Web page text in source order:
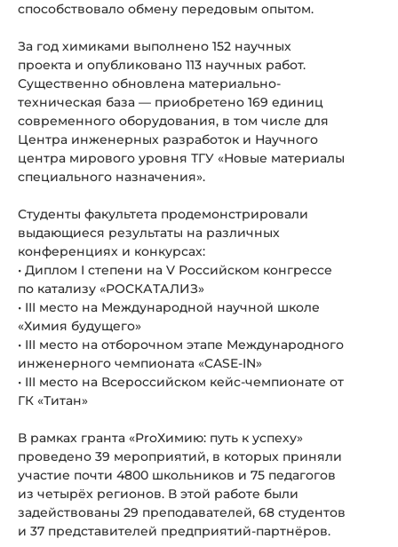
способствовало обмену передовым опытом.
За год химиками выполнено 152 научных
проекта и опубликовано 113 научных работ.
Существенно обновлена материально-
техническая база — приобретено 169 единиц
современного оборудования, в том числе для
Центра инженерных разработок и Научного
центра мирового уровня ТГУ «Новые материалы
специального назначения».
Студенты факультета продемонстрировали
выдающиеся результаты на различных
конференциях и конкурсах:
• Диплом I степени на V Российском конгрессе
по катализу «РОСКАТАЛИЗ»
• III место на Международной научной школе
«Химия будущего»
• III место на отборочном этапе Международного
инженерного чемпионата «CASE-IN»
• III место на Всероссийском кейс-чемпионате от
ГК «Титан»
В рамках гранта «ProХимию: путь к успеху»
проведено 39 мероприятий, в которых приняли
участие почти 4800 школьников и 75 педагогов
из четырёх регионов. В этой работе были
задействованы 29 преподавателей, 68 студентов
и 37 представителей предприятий-партнёров.